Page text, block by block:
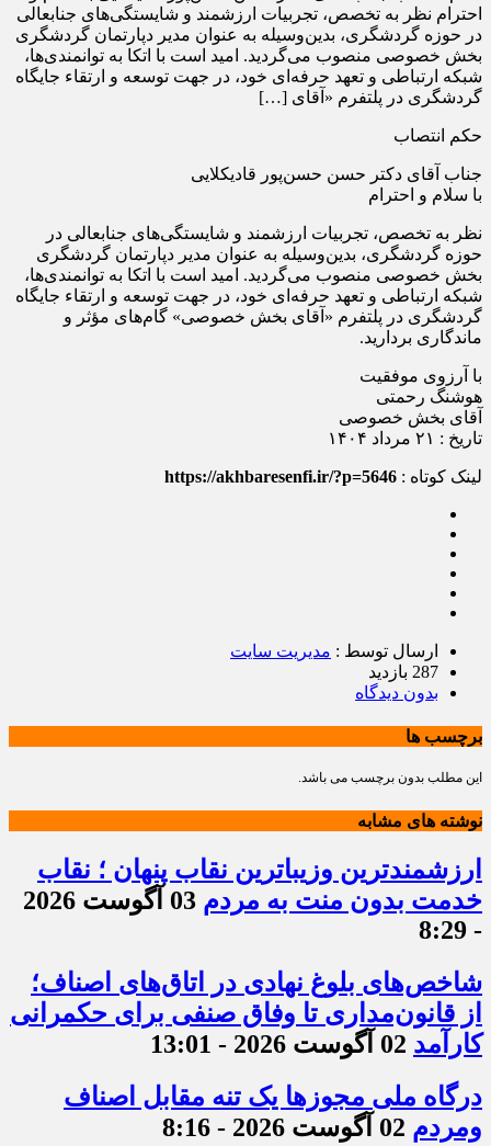
احترام نظر به تخصص، تجربیات ارزشمند و شایستگی‌های جنابعالی
در حوزه گردشگری، بدین‌وسیله به عنوان مدیر دپارتمان گردشگری
بخش خصوصی منصوب می‌گردید. امید است با اتکا به توانمندی‌ها،
شبکه ارتباطی و تعهد حرفه‌ای خود، در جهت توسعه و ارتقاء جایگاه
گردشگری در پلتفرم «آقای […]
حکم انتصاب
جناب آقای دکتر حسن حسن‌پور قادیکلایی
با سلام و احترام
نظر به تخصص، تجربیات ارزشمند و شایستگی‌های جنابعالی در
حوزه گردشگری، بدین‌وسیله به عنوان مدیر دپارتمان گردشگری
بخش خصوصی منصوب می‌گردید. امید است با اتکا به توانمندی‌ها،
شبکه ارتباطی و تعهد حرفه‌ای خود، در جهت توسعه و ارتقاء جایگاه
گردشگری در پلتفرم «آقای بخش خصوصی» گام‌های مؤثر و
ماندگاری بردارید.
با آرزوی موفقیت
هوشنگ رحمتی
آقای بخش خصوصی
تاریخ : ۲۱ مرداد ۱۴۰۴
لینک کوتاه : https://akhbaresenfi.ir/?p=5646
ارسال توسط : مدیریت سایت
287 بازدید
بدون دیدگاه
برچسب ها
این مطلب بدون برچسب می باشد.
نوشته های مشابه
ارزشمندترین وزیباترین نقاب پنهان ؛ نقاب
خدمت بدون منت به مردم
03 آگوست 2026
- 8:29
شاخص‌های بلوغ نهادی در اتاق‌های اصناف؛
از قانون‌مداری تا وفاق صنفی برای حکمرانی
کارآمد 02 آگوست 2026 - 13:01
درگاه ملی مجوزها یک تنه مقابل اصناف
ومردم 02 آگوست 2026 - 8:16